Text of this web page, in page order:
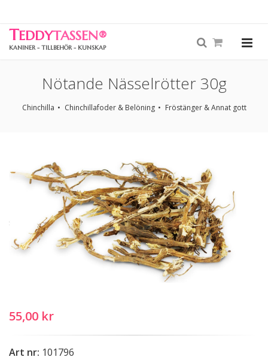
TEDDYTASSEN®
KANINER - TILLBEHÖR - KUNSKAP
Nötande Nässelrötter 30g
Chinchilla Chinchillafoder & Belöning Fröstänger & Annat gott
55,00 kr
Art nr: 101796